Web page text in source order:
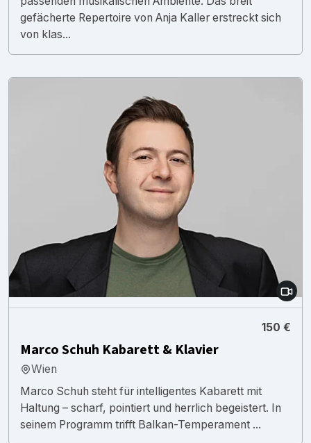
gefächerte Repertoire von Anja Kaller erstreckt sich
von klas...
150 €
Marco Schuh Kabarett & Klavier
Wien
Marco Schuh steht für intelligentes Kabarett mit
Haltung – scharf, pointiert und herrlich begeistert. In
seinem Programm trifft Balkan-Temperament ...